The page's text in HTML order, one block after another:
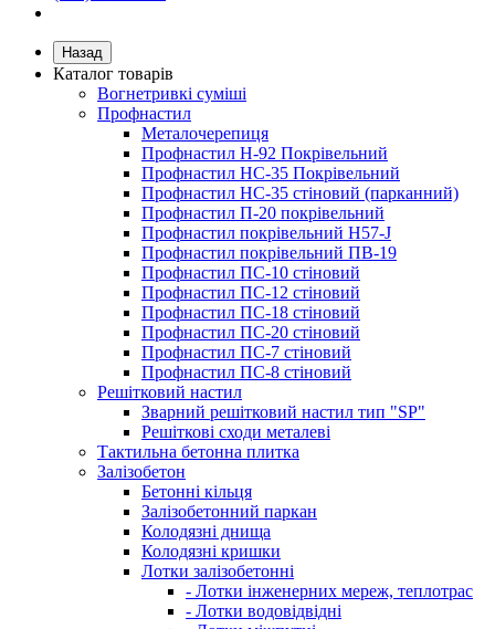
Назад
Каталог товарів
Вогнетривкі суміші
Профнастил
Металочерепиця
Профнастил Н-92 Покрівельний
Профнастил НС-35 Покрівельний
Профнастил НС-35 стіновий (парканний)
Профнастил П-20 покрівельний
Профнастил покрівельний H57-J
Профнастил покрівельний ПВ-19
Профнастил ПС-10 стіновий
Профнастил ПС-12 стіновий
Профнастил ПС-18 стіновий
Профнастил ПС-20 стіновий
Профнастил ПС-7 стіновий
Профнастил ПС-8 стіновий
Решітковий настил
Зварний решітковий настил тип "SP"
Решіткові сходи металеві
Тактильна бетонна плитка
Залізобетон
Бетонні кільця
Залізобетонний паркан
Колодязні днища
Колодязні кришки
Лотки залізобетонні
- Лотки інженерних мереж, теплотрас
- Лотки водовідвідні